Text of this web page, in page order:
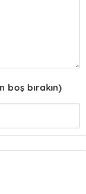
boş bırakın)